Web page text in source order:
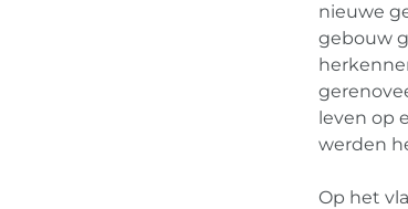
nieuwe
gebouw
leven op
werden
Op het